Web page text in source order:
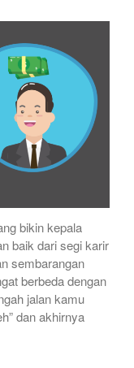
bikin kepala
baik dari segi karir
sembarangan
berbeda dengan
jalan kamu
dan akhirnya